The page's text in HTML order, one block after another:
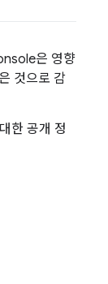
은 영향
것으로 감
한 공개 정